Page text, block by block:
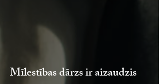
Mīlestības dārzs ir aizaudzis